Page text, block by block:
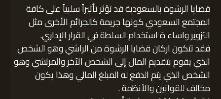
قضايا الرشوة بالسعودية قد تؤثر تأثيراً سلبياً على كافة
المجتمع السعودي كونها جريمة كالجرائم الأخرى مثل
التزوير واساء ة استخدام السلطة في القرار الإداري.
فقد تتكون اركان قضايا الرشوة من الراشي وهو الشخص
الذي يقوم بتقديم المال إلى الشخص الآخر والمرتشي وهو
الشخص الذي يتم الدفع له المبلغ المالي وهذا يكون
مخالف للقوانين والأنظمة .